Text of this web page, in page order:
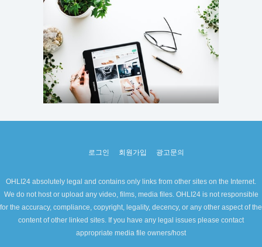
로그인 회원가입 광고문의
OHLI24 absolutely legal and contains only links from other sites on the Internet.
We do not host or upload any video, films, media files. OHLI24 is not responsible
for the accuracy, compliance, copyright, legality, decency, or any other aspect of the
content of other linked sites. If you have any legal issues please contact
appropriate media file owners/host